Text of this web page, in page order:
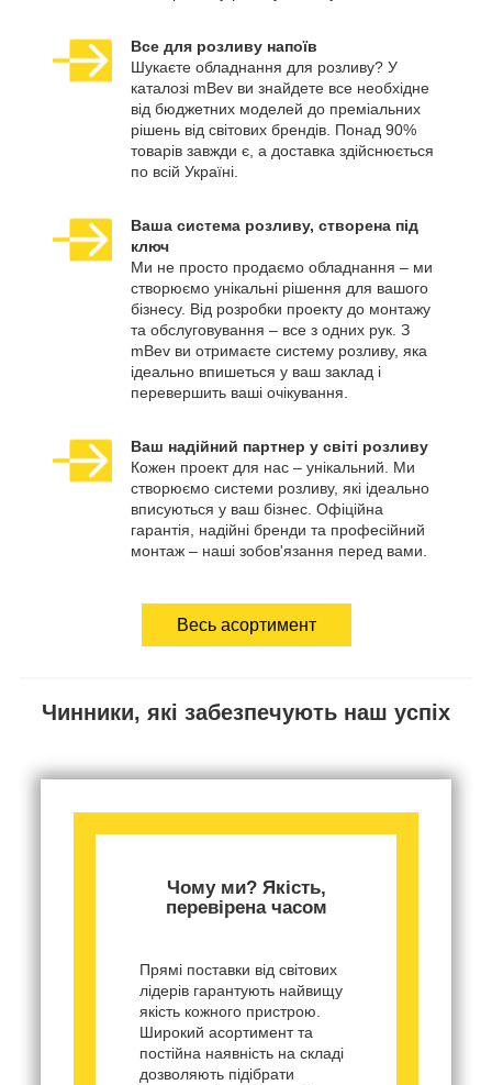
Все для розливу напоїв
Шукаєте обладнання для розливу? У
каталозі mBev ви знайдете все необхідне
від бюджетних моделей до преміальних
рішень від світових брендів. Понад 90%
товарів завжди є, а доставка здійснюється
по всій Україні.
Ваша система розливу, створена під
ключ
Ми не просто продаємо обладнання – ми
створюємо унікальні рішення для вашого
бізнесу. Від розробки проекту до монтажу
та обслуговування – все з одних рук. З
mBev ви отримаєте систему розливу, яка
ідеально впишеться у ваш заклад і
перевершить ваші очікування.
Ваш надійний партнер у світі розливу
Кожен проект для нас – унікальний. Ми
створюємо системи розливу, які ідеально
вписуються у ваш бізнес. Офіційна
гарантія, надійні бренди та професійний
монтаж – наші зобов'язання перед вами.
Весь асортимент
Чинники, які забезпечують наш успіх
Чому ми? Якість,
перевірена часом
Прямі поставки від світових
лідерів гарантують найвищу
якість кожного пристрою.
Широкий асортимент та
постійна наявність на складі
дозволяють підібрати